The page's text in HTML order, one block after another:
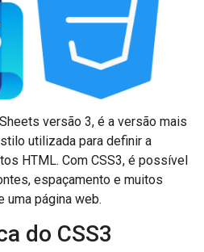
versão 3, é a versão mais
utilizada para definir a
HTML. Com CSS3, é possível
espaçamento e muitos
página web.
do CSS3